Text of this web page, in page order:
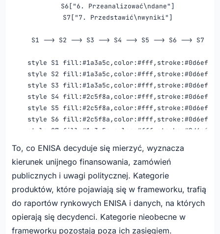
    S6["6. Przeanalizować\ndane"]
    S7["7. Przedstawić\nwyniki"]
    S1 --> S2 --> S3 --> S4 --> S5 --> S6 --> S7
    style S1 fill:#1a3a5c,color:#fff,stroke:#0d6efd
    style S2 fill:#1a3a5c,color:#fff,stroke:#0d6efd
    style S3 fill:#1a3a5c,color:#fff,stroke:#0d6efd
    style S4 fill:#2c5f8a,color:#fff,stroke:#0d6efd
    style S5 fill:#2c5f8a,color:#fff,stroke:#0d6efd
    style S6 fill:#2c5f8a,color:#fff,stroke:#0d6efd
    style S7 fill:#1a3a5c,color:#fff,stroke:#0d6efd
To, co ENISA decyduje się mierzyć, wyznacza
kierunek unijnego finansowania, zamówień
publicznych i uwagi politycznej. Kategorie
produktów, które pojawiają się w frameworku, trafią
do raportów rynkowych ENISA i danych, na których
opierają się decydenci. Kategorie nieobecne w
frameworku pozostają poza ich zasięgiem.